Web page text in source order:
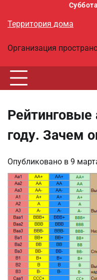
содержимому
Территория дома
Организация
Рейтинговые
году. Зачем
Опубликовано в 9